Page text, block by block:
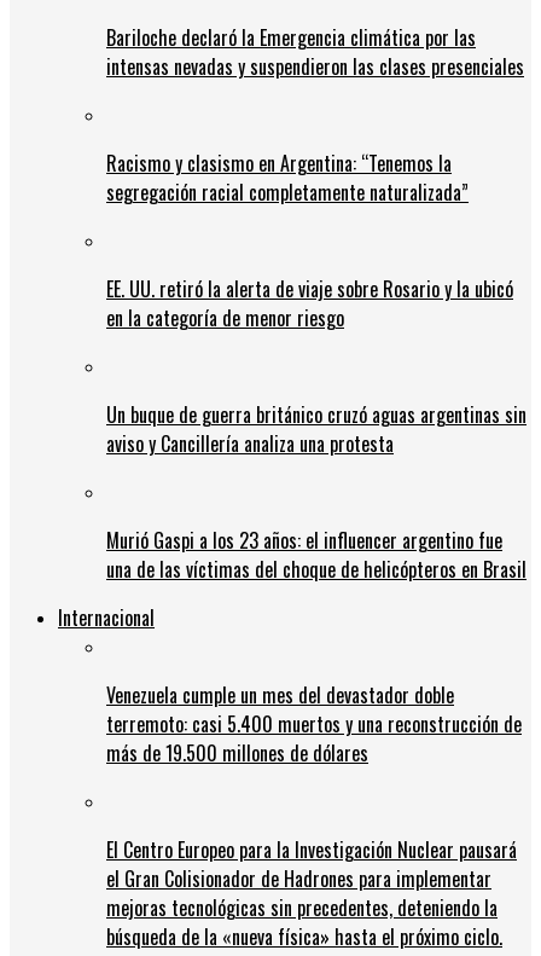
Bariloche declaró la Emergencia climática por las
intensas nevadas y suspendieron las clases presenciales
Racismo y clasismo en Argentina: “Tenemos la
segregación racial completamente naturalizada”
EE. UU. retiró la alerta de viaje sobre Rosario y la ubicó
en la categoría de menor riesgo
Un buque de guerra británico cruzó aguas argentinas sin
aviso y Cancillería analiza una protesta
Murió Gaspi a los 23 años: el influencer argentino fue
una de las víctimas del choque de helicópteros en Brasil
Internacional
Venezuela cumple un mes del devastador doble
terremoto: casi 5.400 muertos y una reconstrucción de
más de 19.500 millones de dólares
El Centro Europeo para la Investigación Nuclear pausará
el Gran Colisionador de Hadrones para implementar
mejoras tecnológicas sin precedentes, deteniendo la
búsqueda de la «nueva física» hasta el próximo ciclo.